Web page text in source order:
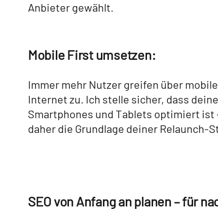
Anbieter gewählt.
Mobile First umsetzen:
Immer mehr Nutzer greifen über
Internet zu. Ich stelle sicher, dass
Smartphones und Tablets optimiert ist
daher die Grundlage deiner Relaunch-
SEO von Anfang an planen – für